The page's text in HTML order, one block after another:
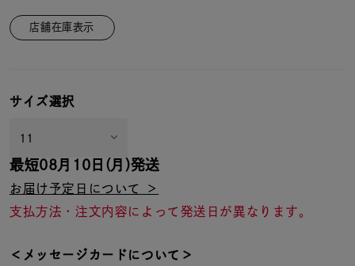
在庫
店舗在庫表示
サイズ選択
最短08月10日(月)発送
お届け予定日について ＞
支払方法・注文内容によって発送日が異なります。
＜メッセージカードについて＞